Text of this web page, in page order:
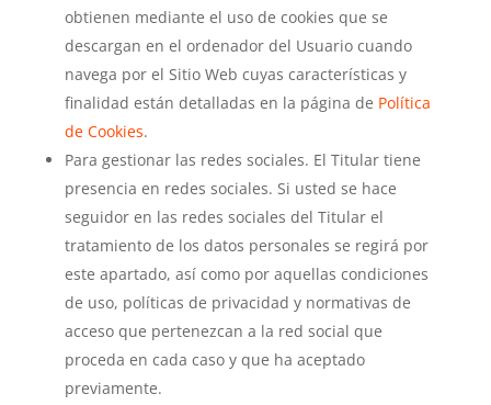
obtienen mediante el uso de cookies que se
descargan en el ordenador del Usuario cuando
navega por el Sitio Web cuyas características y
finalidad están detalladas en la página de Política
de Cookies.
Para gestionar las redes sociales. El Titular tiene
presencia en redes sociales. Si usted se hace
seguidor en las redes sociales del Titular el
tratamiento de los datos personales se regirá por
este apartado, así como por aquellas condiciones
de uso, políticas de privacidad y normativas de
acceso que pertenezcan a la red social que
proceda en cada caso y que ha aceptado
previamente.